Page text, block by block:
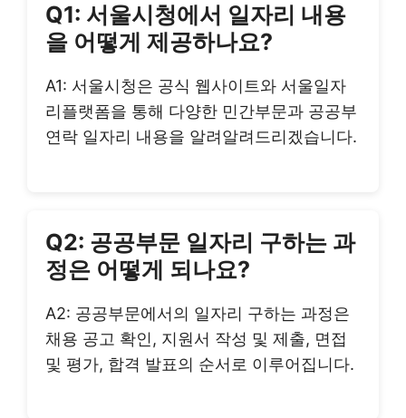
Q1: 서울시청에서 일자리 내용
을 어떻게 제공하나요?
A1: 서울시청은 공식 웹사이트와 서울일자
리플랫폼을 통해 다양한 민간부문과 공공부
연락 일자리 내용을 알려알려드리겠습니다.
Q2: 공공부문 일자리 구하는 과
정은 어떻게 되나요?
A2: 공공부문에서의 일자리 구하는 과정은
채용 공고 확인, 지원서 작성 및 제출, 면접
및 평가, 합격 발표의 순서로 이루어집니다.